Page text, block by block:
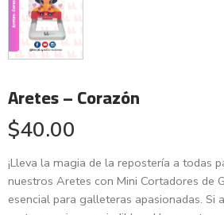
Aretes – Corazón
$40.00
¡Lleva la magia de la repostería a todas
nuestros Aretes con Mini Cortadores de
esencial para galleteras apasionadas. Si